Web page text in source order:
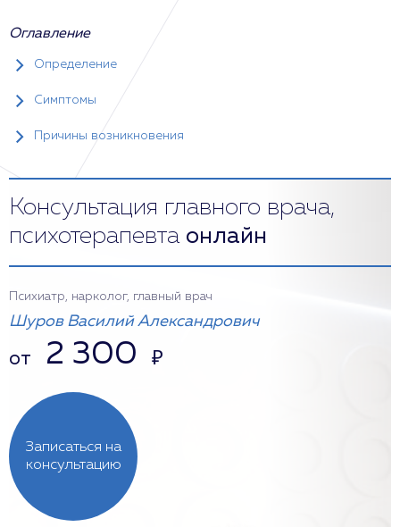
Оглавление
Определение
Симптомы
Причины возникновения
Консультация главного врача,
психотерапевта онлайн
Записаться на
консультацию
Психиатр, нарколог, главный врач
Шуров Василий Александрович
от 2 300 ₽